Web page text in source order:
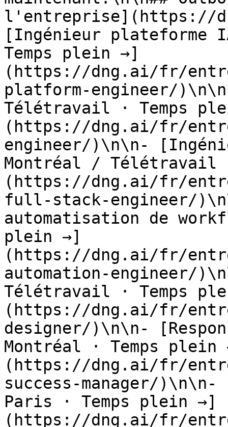
l'entreprise](https://
[Ingénieur
Temps plein →]
(https://dng.ai/fr/
platform-engineer/
Télétravail · Temps
(https://dng.ai/fr/
engineer/)\n\n-
Montréal / Télétravail
(https://dng.ai/fr/
full-stack-engineer/
automatisation de
plein →]
(https://dng.ai/fr/
automation-engineer/
Télétravail · Temps
(https://dng.ai/fr/
designer/)\n\n-
Montréal · Temps plein
(https://dng.ai/fr/
success-manager/)\n\n-
Paris · Temps plein →]
(https://dng.ai/fr/